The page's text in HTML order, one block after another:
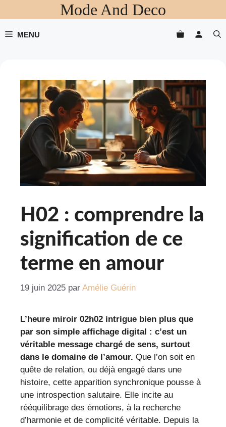
au
contenu
Mode And Deco
MENU
H02 : comprendre la
signification de ce
terme en amour
19 juin 2025 par Amélie Guérin
L’heure miroir 02h02 intrigue bien plus que
par son simple affichage digital : c’est un
véritable message chargé de sens, surtout
dans le domaine de l’amour. Que l’on soit en
quête de relation, ou déjà engagé dans une
histoire, cette apparition synchronique pousse à
une introspection salutaire. Elle incite au
rééquilibrage des émotions, à la recherche
d’harmonie et de complicité véritable. Depuis la